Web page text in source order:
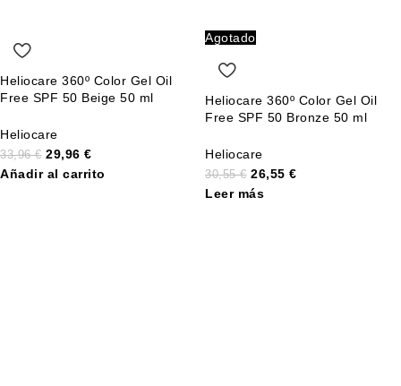
Heliocare 360º Color Gel Oil
Free SPF 50 Beige 50 ml
Heliocare
33,96€ 29,96 €
Añadir al carrito
Agotado
Heliocare 360º Color Gel Oil
Free SPF 50 Bronze 50 ml
Heliocare
30,55€ 26,55 €
Leer más